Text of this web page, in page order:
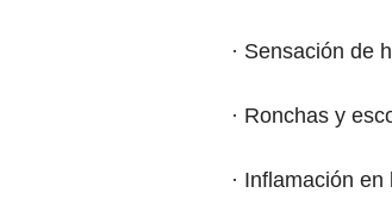
· Sensación de
· Ronchas y
· Inflamación